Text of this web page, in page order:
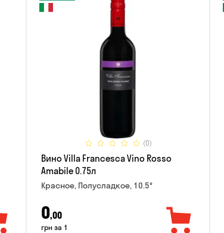
(0)
Вино Villa Francesca Vino Rosso
Amabile 0.75л
Красное, Полусладкое, 10.5°
0,00
грн за 1